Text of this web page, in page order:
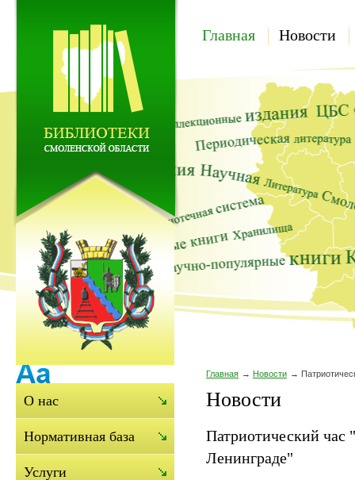
Главная Новости
Главная Новости
Новости
Патриотический час
Ленинграде"
О нас
Нормативная база
Услуги